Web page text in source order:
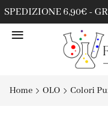
SPEDIZIONE 6,90€ -
Home OLO Colori